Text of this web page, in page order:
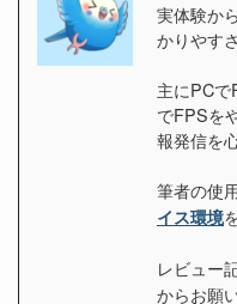
実体験か
かりやす
主にPC
でFPSを
報発信を
筆者の使
イス環境
レビュー
からお願